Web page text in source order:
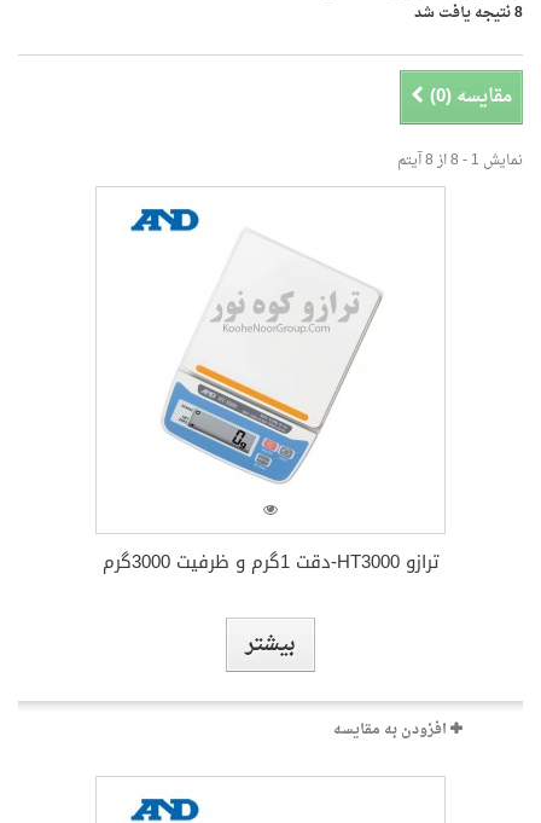
"ترازو صنعتی"
مقایسه (0
)
نمایش 1 - 8 از 8 آیتم
ترازو HT3000-دقت 1گرم و ظرفیت 3000گرم
بیشتر
افزودن به مقایسه